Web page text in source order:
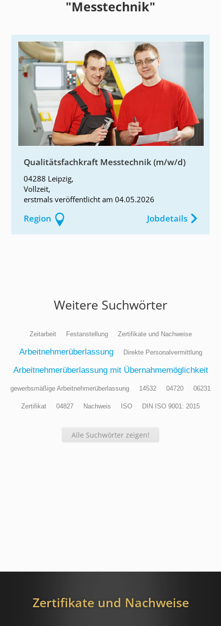
"Messtechnik"
Qualitätsfachkraft Messtechnik (m/w/d)
04288 Leipzig,
Vollzeit,
erstmals veröffentlicht am 04.05.2026
Jobdetails
Region
Weitere Suchwörter
Zeitarbeit Festanstellung Zertifikate und Nachweise
Arbeitnehmerüberlassung Direkte Personalvermittlung
Arbeitnehmerüberlassung mit Übernahmemöglichkeit
gewerbsmäßige Arbeitnehmerüberlassung 14532 04720 06231
Zertifikat 04827 Nachweis ISO DIN ISO 9001: 2015
Alle Suchwörter zeigen!
Zertifikate und Nachweise